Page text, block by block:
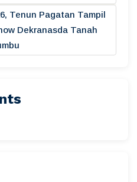
Tenun Pagatan Tampil
Dekranasda Tanah